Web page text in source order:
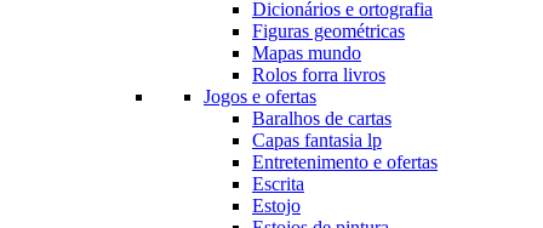
Dicionários e ortografia
Figuras geométricas
Mapas mundo
Rolos forra livros
Jogos e ofertas
Baralhos de cartas
Capas fantasia lp
Entretenimento e ofertas
Escrita
Estojo